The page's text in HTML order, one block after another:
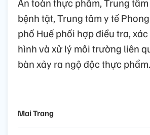
bệnh tật, Trung tâm y tế
phố Huế phối hợp điều tra,
hình và xử lý môi trường liên
bàn xảy ra ngộ độc thực
Mai Trang